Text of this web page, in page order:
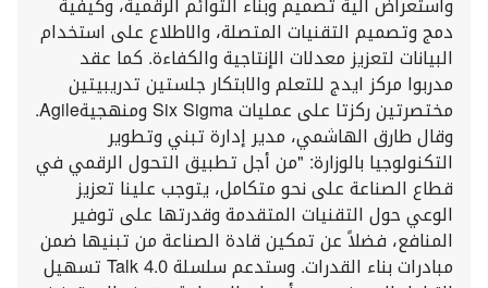
دمج وتصميم التقنيات المتصلة، والاطلاع على استخدام
البيانات لتعزيز معدلات الإنتاجية والكفاءة. كما عقد
مدربوا مركز ايدج للتعلم والابتكار جلستين تدريبيتين
مختصرتين ركزتا على عمليات Six Sigma ومنهجيةAgile.
وقال طارق الهاشمي، مدير إدارة تبني وتطوير
التكنولوجيا بالوزارة: "من أجل تطبيق التحول الرقمي في
قطاع الصناعة على نحو متكامل، يتوجب علينا تعزيز
الوعي حول التقنيات المتقدمة وقدرتها على توفير
المنافع، فضلاً عن تمكين قادة الصناعة من تبنيها ضمن
مبادرات بناء القدرات. وستدعم سلسلة Talk 4.0 تسهيل